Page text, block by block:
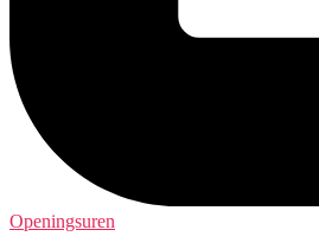
Openingsuren